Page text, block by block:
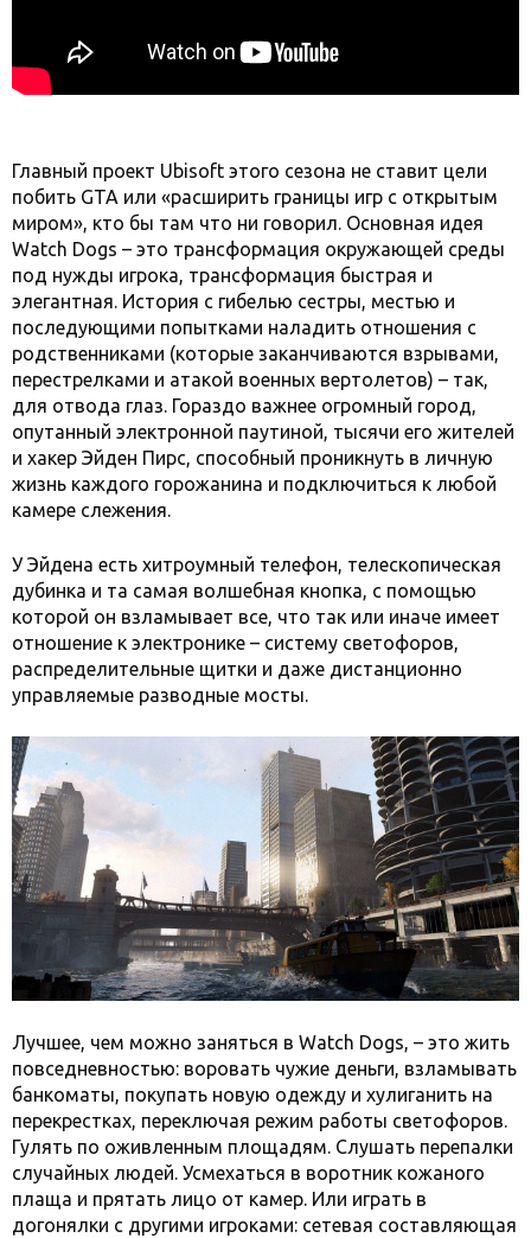
Главный проект Ubisoft этого сезона не ставит цели
побить GTA или «расширить границы игр с открытым
миром», кто бы там что ни говорил. Основная идея
Watch Dogs – это трансформация окружающей среды
под нужды игрока, трансформация быстрая и
элегантная. История с гибелью сестры, местью и
последующими попытками наладить отношения с
родственниками (которые заканчиваются взрывами,
перестрелками и атакой военных вертолетов) – так,
для отвода глаз. Гораздо важнее огромный город,
опутанный электронной паутиной, тысячи его жителей
и хакер Эйден Пирс, способный проникнуть в личную
жизнь каждого горожанина и подключиться к любой
камере слежения.
У Эйдена есть хитроумный телефон, телескопическая
дубинка и та самая волшебная кнопка, с помощью
которой он взламывает все, что так или иначе имеет
отношение к электронике – систему светофоров,
распределительные щитки и даже дистанционно
управляемые разводные мосты.
Лучшее, чем можно заняться в Watch Dogs, – это жить
повседневностью: воровать чужие деньги, взламывать
банкоматы, покупать новую одежду и хулиганить на
перекрестках, переключая режим работы светофоров.
Гулять по оживленным площадям. Слушать перепалки
случайных людей. Усмехаться в воротник кожаного
плаща и прятать лицо от камер. Или играть в
догонялки с другими игроками: сетевая составляющая